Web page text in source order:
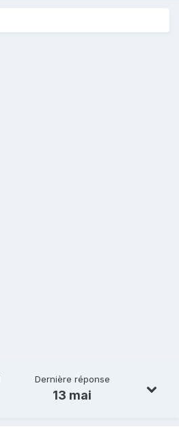
Dernière réponse
13 mai